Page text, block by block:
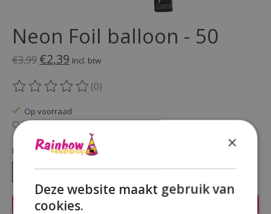
Neon Foil balloon - 50
€3,99 €2,39 Incl. btw
De beoordeling van dit product is
(0)
Op voorraad
Beschikbaarheid in de winkel controleren
Hoeveelheid:
Toevoegen aan winkelwagen
×
Deze website maakt gebruik van
cookies.